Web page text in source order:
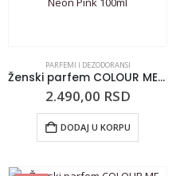
PARFEMI I DEZODORANSI
Ženski parfem COLOUR ME Neon Pink 100ml
2.490,00 RSD
DODAJ U KORPU